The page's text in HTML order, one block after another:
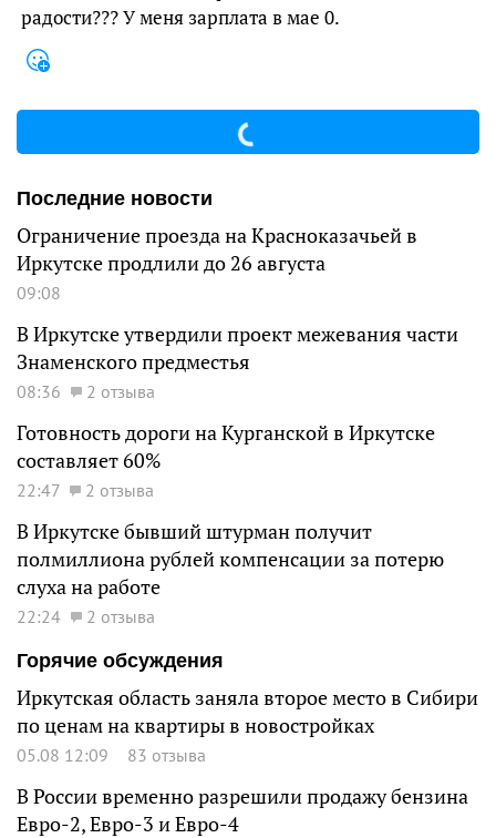
радости??? У меня зарплата в мае 0.
Последние новости
Ограничение проезда на Красноказачьей в
Иркутске продлили до 26 августа
09:08
В Иркутске утвердили проект межевания части
Знаменского предместья
08:36 2 отзыва
Готовность дороги на Курганской в Иркутске
составляет 60%
22:47 2 отзыва
В Иркутске бывший штурман получит
полмиллиона рублей компенсации за потерю
слуха на работе
22:24
2 отзыва
Горячие обсуждения
Иркутская область заняла второе место в Сибири
по ценам на квартиры в новостройках
05.08 12:09 83 отзыва
В России временно разрешили продажу бензина
Евро-2, Евро-3 и Евро-4